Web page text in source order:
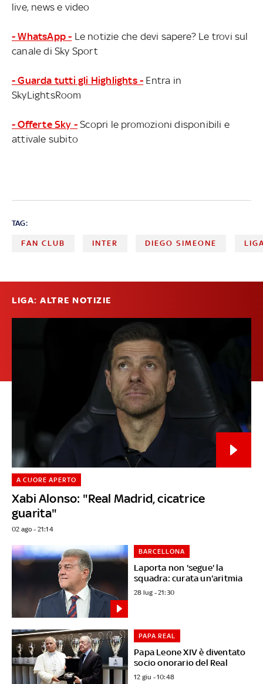
live, news e video
- WhatsApp - Le notizie che devi sapere? Le trovi sul
canale di Sky Sport
- Guarda tutti gli Highlights - Entra in
SkyLightsRoom
- Offerte Sky - Scopri le promozioni disponibili e
attivale subito
TAG:
FAN CLUB INTER DIEGO SIMEONE
LIGA: ALTRE NOTIZIE
Xabi Alonso: "Real Madrid, cicatrice
guarita"
A CUORE APERTO
02 ago - 21:14
Laporta non 'segue' la
squadra: curata un'aritmia
BARCELLONA
28 lug - 21:30
Papa Leone XIV è diventato
socio onorario del Real
PAPA REAL
12 giu - 10:48